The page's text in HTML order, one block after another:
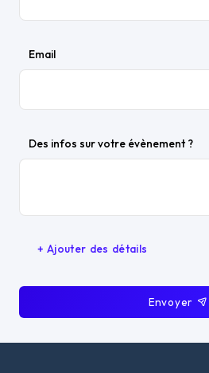
Email
Des infos sur votre évènement ?
+ Ajouter des détails
Envoyer